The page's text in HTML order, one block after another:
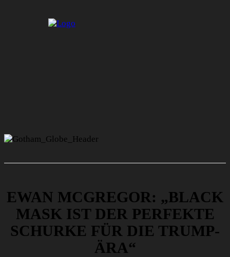
EWAN MCGREGOR: „BLACK
MASK IST DER PERFEKTE
SCHURKE FÜR DIE TRUMP-
ÄRA“